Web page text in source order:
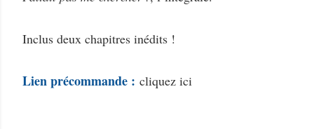
Inclus deux chapitres inédits !
Lien précommande : cliquez ici